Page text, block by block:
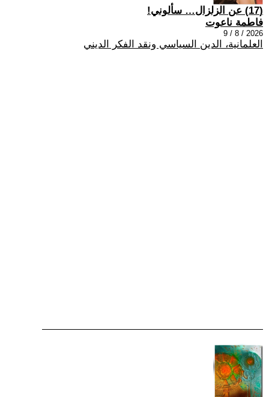
(17) عن الزلزال… سألوني!
فاطمة ناعوت
2026 / 8 / 9
العلمانية، الدين السياسي ونقد الفكر الديني